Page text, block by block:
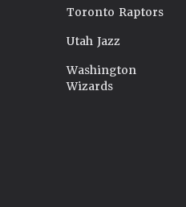
Toronto Raptors
Utah Jazz
Washington
Wizards